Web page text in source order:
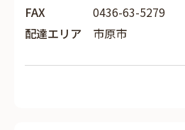
FAX
0436-63-5279
配達エリア
市原市